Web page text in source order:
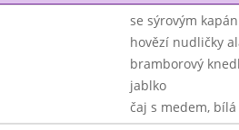
se sýrovým
hovězí nudličky
bramborový
jablko
čaj s medem, bílá